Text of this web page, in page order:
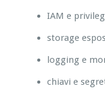
IAM e
storage
logging e
chiavi e